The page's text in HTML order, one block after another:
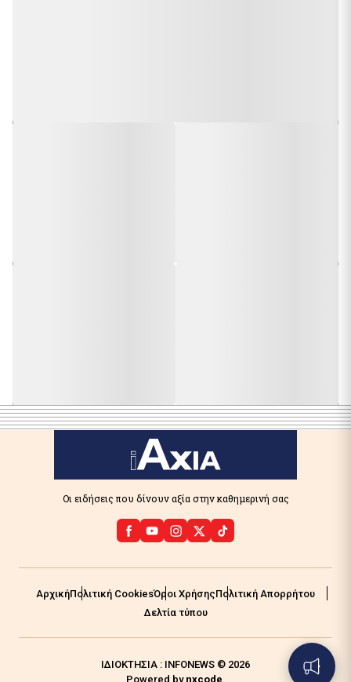
Οι ειδήσεις που δίνουν αξία στην καθημερινή σας
ΑρχικήΠολιτική CookiesΌροι ΧρήσηςΠολιτική Απορρήτου
Δελτία τύπου
ΙΔΙΟΚΤΗΣΙΑ : INFONEWS © 2026
Powered by nxcode.